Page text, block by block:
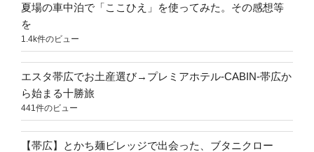
夏場の車中泊で「ここひえ」を使ってみた。その感想等
を
1.4k件のビュー
エスタ帯広でお土産選び→プレミアホテル-CABIN-帯広か
ら始まる十勝旅
441件のビュー
【帯広】とかち麺ビレッジで出会った、ブタニクロー